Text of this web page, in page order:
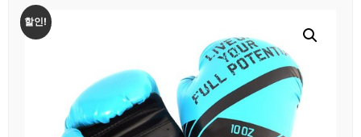
할인!